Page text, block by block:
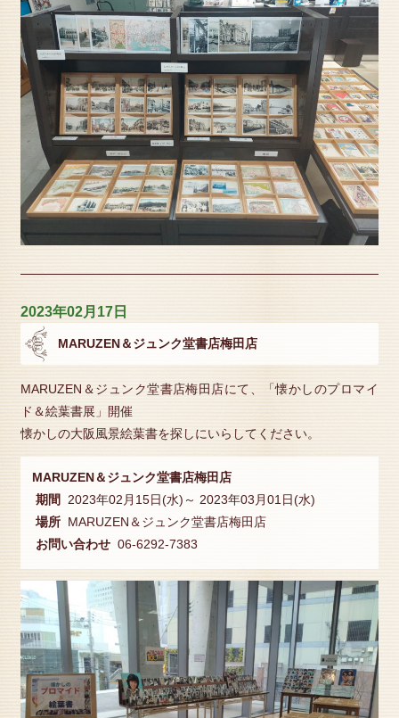
2023年02月17日
MARUZEN＆ジュンク堂書店梅田店
MARUZEN＆ジュンク堂書店梅田店にて、「懐かしのプロマイ
ド＆絵葉書展」開催
懐かしの大阪風景絵葉書を探しにいらしてください。
MARUZEN＆ジュンク堂書店梅田店
期間
2023年02月15日(水)～ 2023年03月01日(水)
場所 MARUZEN＆ジュンク堂書店梅田店
お問い合わせ 06-6292-7383